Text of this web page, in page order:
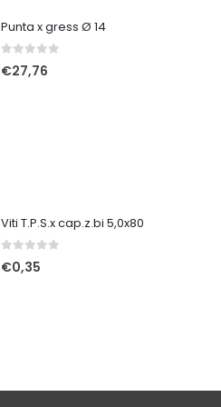
Punta x gress Ø 14
€27,76
Viti T.P.S.x cap.z.bi 5,0x80
€0,35